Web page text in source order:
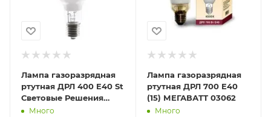
Лампа газоразрядная
ртутная ДРЛ 400 E40 St
Световые Решения
22098
Много
Лампа газоразрядная
ртутная ДРЛ 700 E40
(15) МЕГАВАТТ 03062
Много